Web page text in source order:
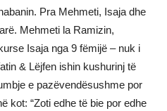
Pra Mehmeti, Isaja dhe
Mehmeti la Ramizin,
Isaja nga 9 fëmijë – nuk i
& Lëjfen ishin kushurinj të
e pazëvendësushme por
kot: “Zoti edhe të bie por edhe